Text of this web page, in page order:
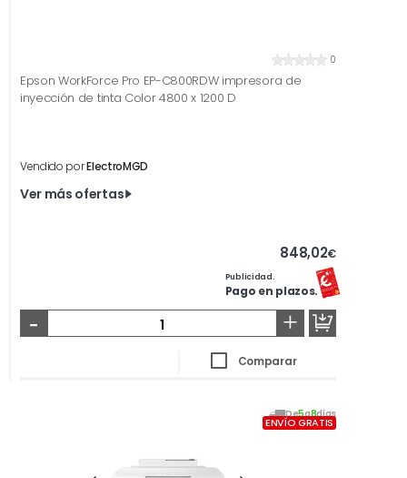
0
Epson WorkForce Pro EP-C800RDW impresora de
inyección de tinta Color 4800 x 1200 D
Vendido porElectroMGD
Ver más ofertas
848,02€
Publicidad.
Pago en plazos.
- +
Comparar
De5a8días
ENVÍO GRATIS